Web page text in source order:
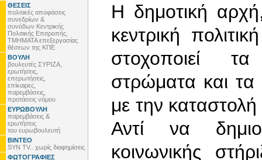
ΘΕΣΕΙΣ
πολιτικές αποφάσεις
συνεδρίων &
συνόδων Κεντρικής
Πολιτικής Επιτροπής,
ΤΜΗΜΑΤΑ επεξεργασίας
θέσεων της ΚΠΕ
ΒΟΥΛΗ
βουλευτές ΣΥΡΙΖΑ,
ερωτήσεις,
επερωτήσεις,
επίκαιρες,
παρεμβάσεις,
προτάσεις νόμου
ΕΥΡΩΒΟΥΛΗ
παρεμβάσεις &
ερωτήσεις
του ευρωβουλευτή
ΒΙΝΤΕΟ
SYN TV.. χωρίς διαφημίσεις
ΦΩΤΟΓΡΑΦΙΕΣ
Η δημοτική
κεντρική
στοχοποιεί
στρώματα και
με την
Αντί να
κοινωνικής